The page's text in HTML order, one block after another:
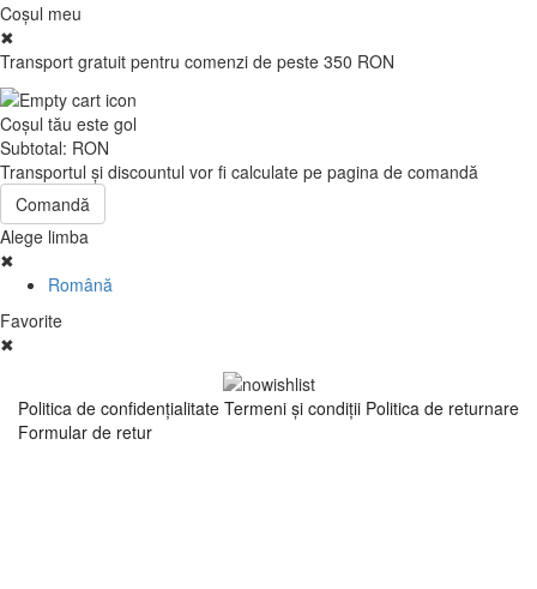
Coşul meu
✖
Transport gratuit pentru comenzi de peste 350 RON
Coşul tău este gol
Subtotal: RON
Transportul şi discountul vor fi calculate pe pagina de comandă
Comandă
Alege limba
✖
Română
Favorite
✖
Politica de confidenţialitate Termeni şi condiţii Politica de returnare
Formular de retur